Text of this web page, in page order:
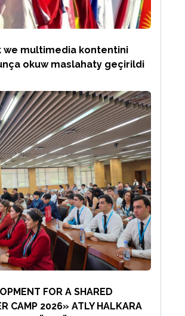
we multimedia kontentini
okuw maslahaty geçirildi
FOR A SHARED
CAMP 2026» ATLY HALKARA